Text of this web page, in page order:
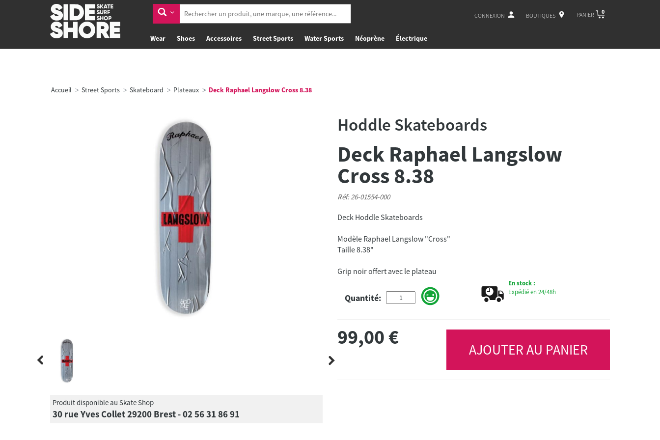
CONNEXION BOUTIQUES PANIER 0
Wear Shoes Accessoires Street Sports Water Sports Néoprène Électrique
Accueil Street Sports Skateboard Plateaux Deck Raphael Langslow Cross 8.38
Produit disponible au Skate Shop
30 rue Yves Collet 29200 Brest - 02 56 31 86 91
Hoddle Skateboards
Deck Raphael Langslow
Cross 8.38
Réf: 26-01554-000
Deck Hoddle Skateboards
Modèle Raphael Langslow "Cross"
Taille 8.38"
Grip noir offert avec le plateau
Quantité:
En stock :
Expédié en 24/48h
99,00€
AJOUTER AU PANIER